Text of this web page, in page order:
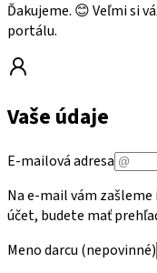
Ďakujeme. 😊 Veľmi si
portálu.
Vaše údaje
E-mailová adresa
Na e-mail vám
účet, budete mať
Meno darcu (nepovinné)